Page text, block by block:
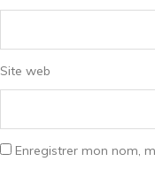
Site web
Enregistrer mon nom,